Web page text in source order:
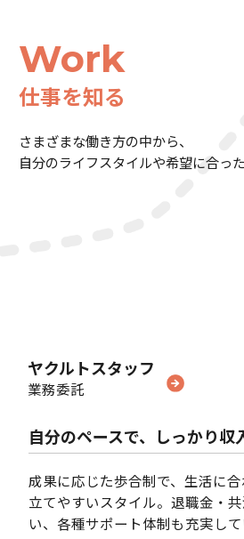
Work
仕事を知る
さまざまな働き方の中から、
自分のライフスタイルや希望に合っ
ヤクルトスタッフ
業務委託
自分のペースで、しっかり収
成果に応じた歩合制で、生活に
立てやすいスタイル。 退職金・
い、各種サポート体制も充実して